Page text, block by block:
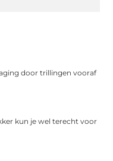
door trillingen vooraf
kun je wel terecht voor